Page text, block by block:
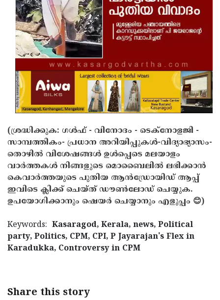
(ശ്രദ്ധിക്കുക: ഗൾഫ് - വിനോദം - ടെക്നോളജി -
സാമ്പത്തികം- പ്രധാന അറിയിപ്പുകൾ-വിദ്യാഭ്യാസം-
തൊഴിൽ വിശേഷങ്ങൾ ഉൾപ്പെടെ മലയാളം
വാർത്തകൾ നിങ്ങളുടെ മൊബൈലിൽ ലഭിക്കാൻ
കെവാർത്തയുടെ പുതിയ ആൻഡ്രോയിഡ് ആപ്പ്
ഇവിടെ ക്ലിക്ക് ചെയ്ത് ഡൗൺലോഡ് ചെയ്യുക.
ഉപയോഗിക്കാനും ഷെയർ ചെയ്യാനും എളുപ്പം 😊)
Keywords: Kasaragod, Kerala, news, Political
party, Politics, CPM, CPI, P Jayarajan's Flex in
Karadukka, Controversy in CPM
Share this story